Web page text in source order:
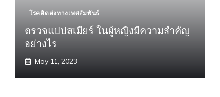
โรคติดต่อทางเพศสัมพันธ์
ตรวจแปปสเมียร์ ในผู้หญิงมีความสำคัญ
อย่างไร
May 11, 2023